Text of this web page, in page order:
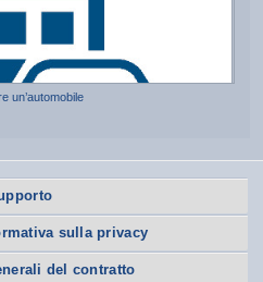
un’automobile
sulla privacy
del contratto